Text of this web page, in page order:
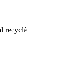
recyclé